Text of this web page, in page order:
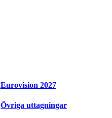
Eurovision 2027
Övriga uttagningar